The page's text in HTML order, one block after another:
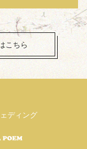
こちら
ディング